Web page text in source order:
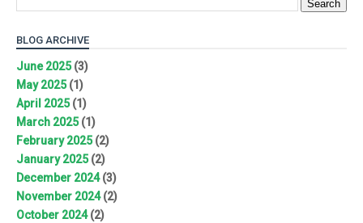
BLOG ARCHIVE
June 2025(3)
May 2025(1)
April 2025(1)
March 2025(1)
February 2025(2)
January 2025(2)
December 2024(3)
November 2024(2)
October 2024(2)